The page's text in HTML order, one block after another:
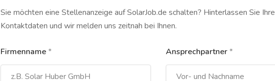
Sie möchten eine Stellenanzeige auf SolarJob.de schalten? Hinterlassen Sie Ihre
Kontaktdaten und wir melden uns zeitnah bei Ihnen.
Firmenname* Ansprechpartner*